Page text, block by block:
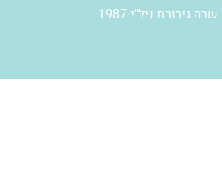
שרה גיבורת ניל"י-1987